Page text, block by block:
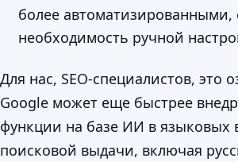
более автоматизированными,
необходимость ручной
Для нас, SEO-специалистов, это
Google может еще быстрее
функции на базе ИИ в языковых
поисковой выдачи, включая